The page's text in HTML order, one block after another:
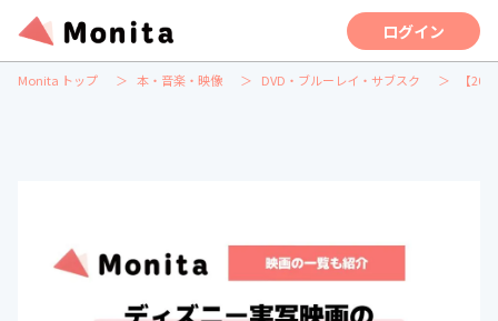
ログイン
Monita トップ 本・音楽・映像 DVD・ブルーレイ・サブスク 【